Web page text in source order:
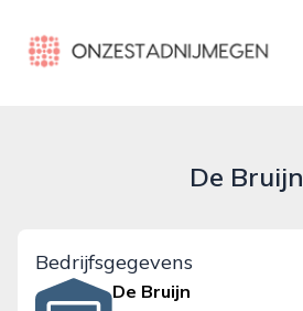
onzestadnijmegen.nl
De Bruijn
Bedrijfsgegevens
De Bruijn